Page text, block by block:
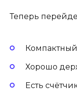
Теперь
Хорошо
Есть